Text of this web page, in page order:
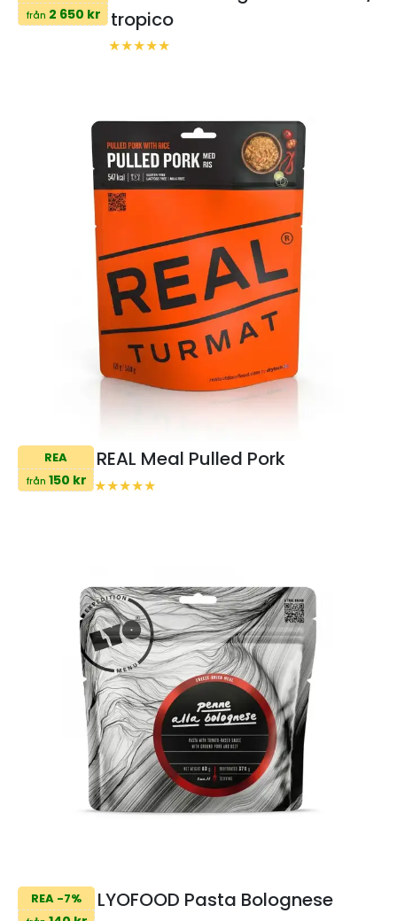
från 2 650 kr
tropico
REA
från 150 kr
REAL Meal Pulled Pork
REA -7% LYOFOOD Pasta Bolognese